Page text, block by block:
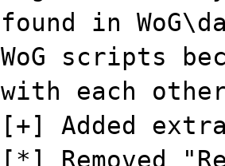
found in
WoG scripts
with each
[+] Added
[*] Removed